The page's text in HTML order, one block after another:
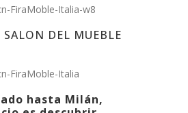
DEL MUEBLE
hasta Milán,